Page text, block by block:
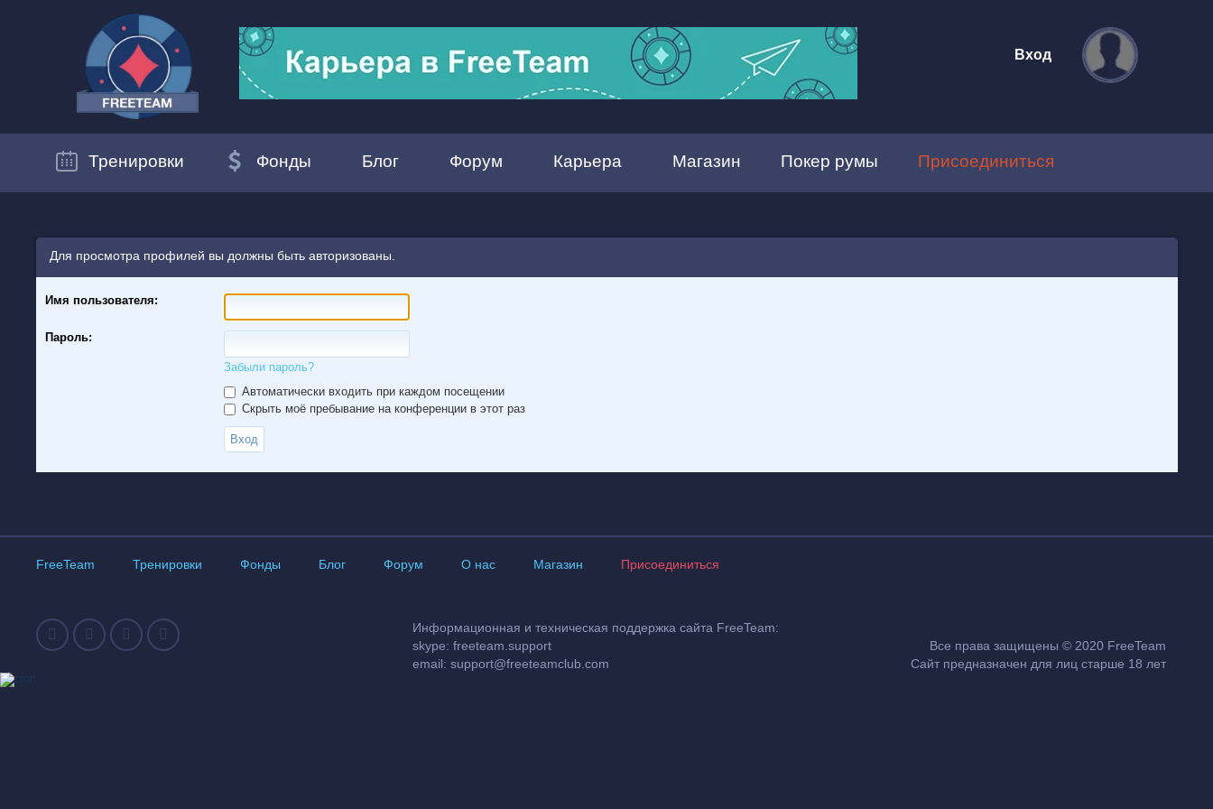
Вход
Тренировки Фонды Блог Форум Карьера Магазин Покер румы Присоединиться
Для просмотра профилей вы должны быть авторизованы.
Имя пользователя:
Пароль:
Забыли пароль?
Автоматически входить при каждом посещении
Скрыть моё пребывание на конференции в этот раз
FreeTeam Тренировки Фонды Блог Форум О нас Магазин Присоединиться
Информационная и техническая поддержка сайта FreeTeam:
skype: freeteam.support
email: support@freeteamclub.com
Все права защищены © 2020 FreeTeam
Сайт предназначен для лиц старше 18 лет